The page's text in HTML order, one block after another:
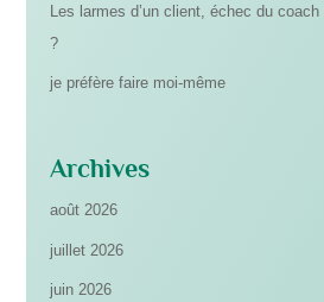
Les larmes d’un client, échec du
?
je préfère faire moi-même
Archives
août 2026
juillet 2026
juin 2026